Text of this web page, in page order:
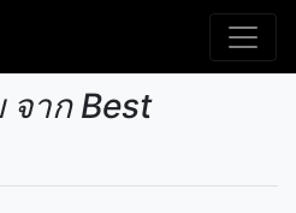
าก Best